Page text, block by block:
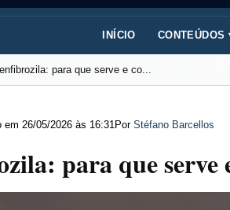
INÍCIO CONTEÚDOS
para que serve e co...
em 26/05/2026 às 16:31 Por Stéfano Barcellos
para que serve